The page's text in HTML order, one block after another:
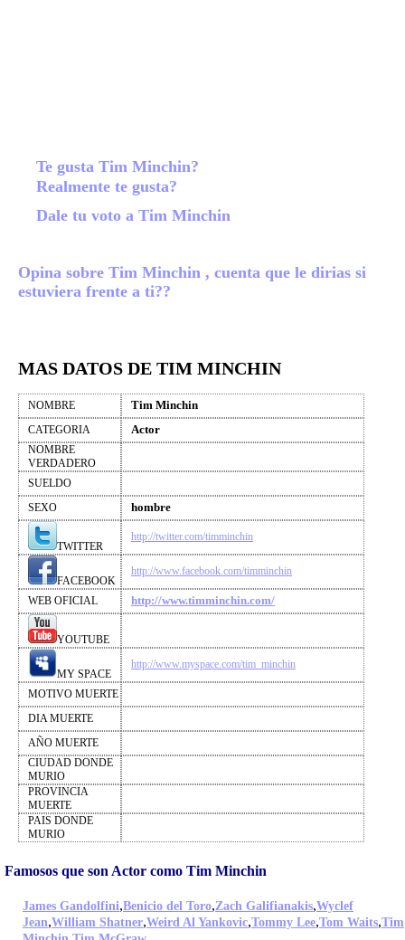
Te gusta Tim Minchin?
Realmente te gusta?
Dale tu voto a Tim Minchin
Opina sobre Tim Minchin , cuenta que le dirias si
estuviera frente a ti??
MAS DATOS DE TIM MINCHIN
NOMBRE Tim Minchin
CATEGORIA Actor
NOMBRE
VERDADERO
SUELDO
SEXO
hombre
TWITTER
http://twitter.com/timminchin
FACEBOOK
http://www.facebook.com/timminchin
WEB OFICIAL http://www.timminchin.com/
YOUTUBE
MY SPACE
http://www.myspace.com/tim_minchin
MOTIVO MUERTE
DIA MUERTE
AÑO MUERTE
CIUDAD DONDE
MURIO
PROVINCIA
MUERTE
PAIS DONDE
MURIO
Famosos que son Actor como Tim Minchin
James Gandolfini,Benicio del Toro,Zach Galifianakis,Wyclef
Jean,William Shatner,Weird Al Yankovic,Tommy Lee,Tom Waits,Tim